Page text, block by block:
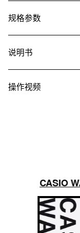
规格参数
说明书
操作视频
CASIO